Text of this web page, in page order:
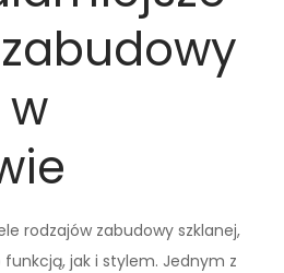
rodzajów zabudowy szklanej,
jak i stylem. Jednym z